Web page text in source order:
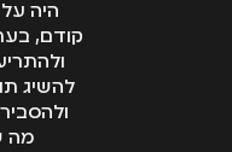
היה
קודם,
להשיג
מה